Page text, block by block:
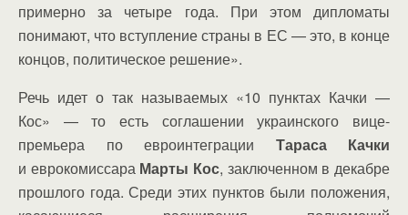
примерно за четыре года. При этом дипломаты
понимают, что вступление страны в ЕС — это, в конце
концов, политическое решение».
Речь идет о так называемых «10 пунктах Качки —
Кос» — то есть соглашении украинского вице-
премьера по евроинтеграции Тараса Качки
и еврокомиссара Марты Кос, заключенном в декабре
прошлого года. Среди этих пунктов были положения,